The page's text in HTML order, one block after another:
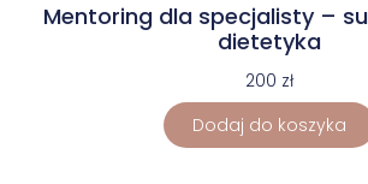
Mentoring dla specjalisty –
dietetyka
200 zł
Dodaj do koszyka